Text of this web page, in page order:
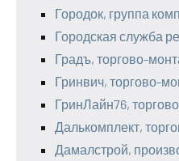
Городок, группа
Городская служба
Градъ, торгово-
Гринвич, торгово-
ГринЛайн76,
Далькомплект,
Дамалстрой,